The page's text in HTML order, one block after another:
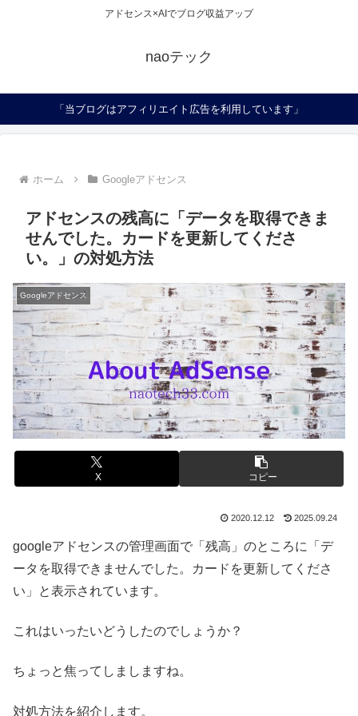
アドセンス×AIでブログ収益アップ
naoテック
「当ブログはアフィリエイト広告を利用しています」
ホーム Googleアドセンス
アドセンスの残高に「データを取得できま
せんでした。カードを更新してくださ
い。」の対処方法
Googleアドセンス
X コピー
2020.12.12 2025.09.24
googleアドセンスの管理画面で「残高」のところに「デ
ータを取得できませんでした。カードを更新してくださ
い」と表示されています。
これはいったいどうしたのでしょうか？
ちょっと焦ってしましますね。
対処方法を紹介します。